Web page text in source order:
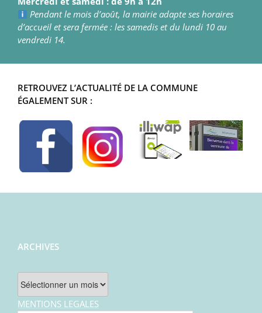
Pendant le mois d’août, la mairie adapte ses horaires
d’accueil et sera fermée : les samedis et du lundi 10 au
vendredi 14.
RETROUVEZ L’ACTUALITÉ DE LA COMMUNE
ÉGALEMENT SUR :
ARCHIVES
Archives
MENTIONS LEGALES